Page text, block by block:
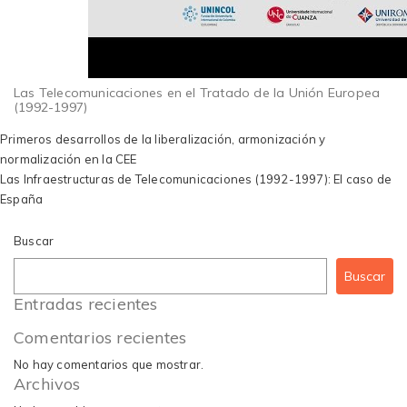
Las Telecomunicaciones en el Tratado de la Unión Europea
(1992-1997)
Navegación
de
entradas
Primeros desarrollos de la liberalización, armonización y
normalización en la CEE
Las Infraestructuras de Telecomunicaciones (1992-1997): El caso de
España
Buscar
Buscar
Entradas recientes
Comentarios recientes
No hay comentarios que mostrar.
Archivos